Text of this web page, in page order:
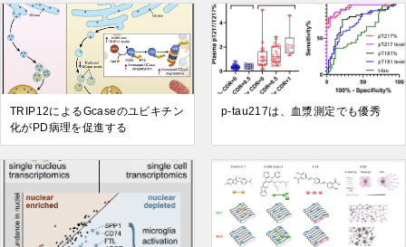
TRIP12によるGcaseのユビキチン
化がPD病理を促進する
p-tau217は、血漿測定でも優秀